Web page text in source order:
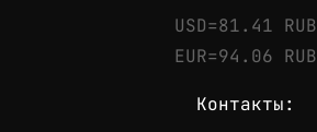
USD=81.41 RUB
EUR=94.06 RUB
Контакты: